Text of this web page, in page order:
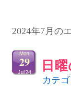
2024年7月の
日
Mon
29
Jul’24
カテ